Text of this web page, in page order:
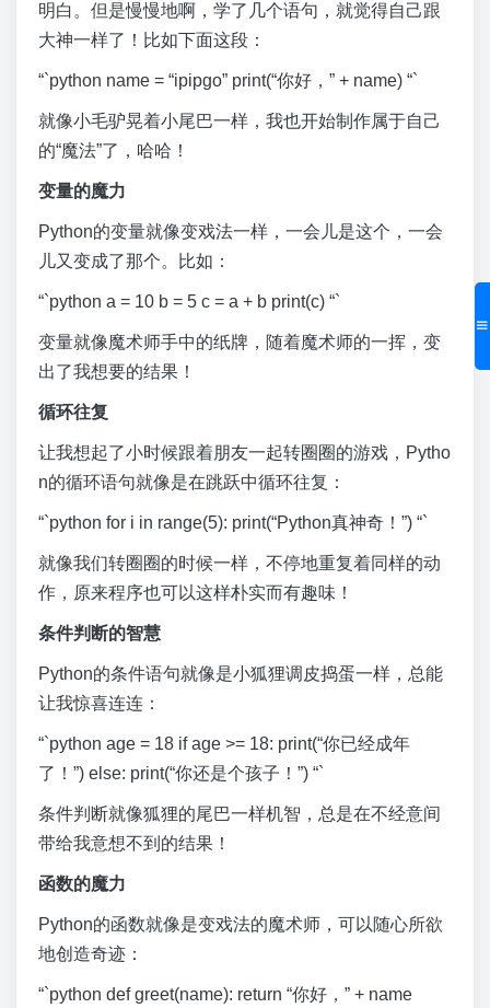
明白。但是慢慢地啊，学了几个语句，就觉得自己跟
大神一样了！比如下面这段：
“`python name = “ipipgo” print(“你好，” + name) “`
就像小毛驴晃着小尾巴一样，我也开始制作属于自己
的“魔法”了，哈哈！
变量的魔力
Python的变量就像变戏法一样，一会儿是这个，一会
儿又变成了那个。比如：
“`python a = 10 b = 5 c = a + b print(c) “`
变量就像魔术师手中的纸牌，随着魔术师的一挥，变
出了我想要的结果！
循环往复
让我想起了小时候跟着朋友一起转圈圈的游戏，Pytho
n的循环语句就像是在跳跃中循环往复：
“`python for i in range(5): print(“Python真神奇！”) “`
就像我们转圈圈的时候一样，不停地重复着同样的动
作，原来程序也可以这样朴实而有趣味！
条件判断的智慧
Python的条件语句就像是小狐狸调皮捣蛋一样，总能
让我惊喜连连：
“`python age = 18 if age >= 18: print(“你已经成年
了！”) else: print(“你还是个孩子！”) “`
条件判断就像狐狸的尾巴一样机智，总是在不经意间
带给我意想不到的结果！
函数的魔力
Python的函数就像是变戏法的魔术师，可以随心所欲
地创造奇迹：
“`python def greet(name): return “你好，” + name